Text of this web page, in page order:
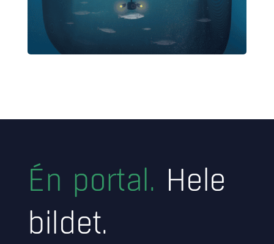
Én portal. Hele
bildet.